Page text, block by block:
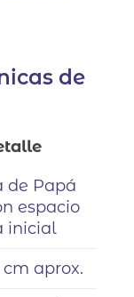
de
de Papá
espacio
inicial
cm aprox.